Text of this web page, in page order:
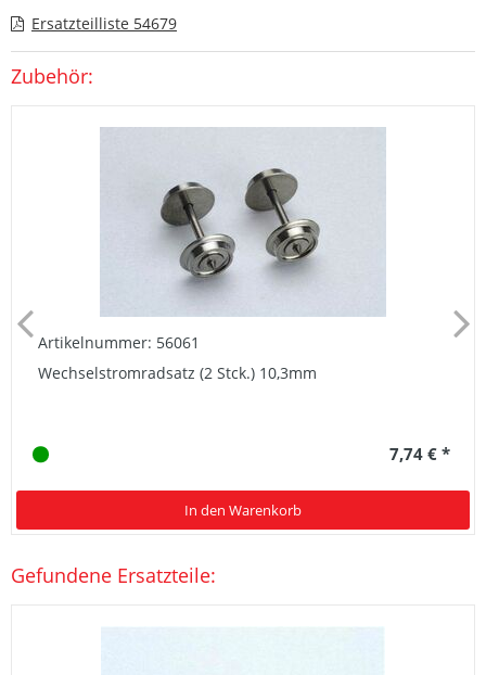
Ersatzteilliste 54679
Zubehör:
Artikelnummer: 56061
Wechselstromradsatz (2 Stck.) 10,3mm
7,74 € *
In den Warenkorb
Gefundene Ersatzteile: